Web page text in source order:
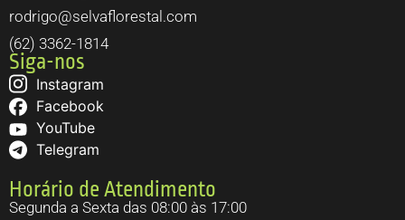
rodrigo@selvaflorestal.com
(62) 3362-1814
Siga-nos
Instagram
Facebook
YouTube
Telegram
Horário de Atendimento
Segunda a Sexta das 08:00 às 17:00